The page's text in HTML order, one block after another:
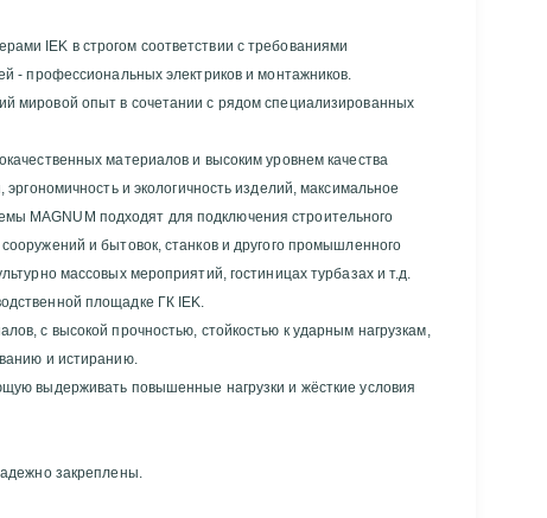
IEK в строгом соответствии с требованиями
- профессиональных электриков и монтажников.
мировой опыт в сочетании с рядом специализированных
материалов и высоким уровнем качества
и экологичность изделий, максимальное
MAGNUM подходят для подключения строительного
и бытовок, станков и другого промышленного
массовых мероприятий, гостиницах турбазах и т.д.
площадке ГК IEK.
с высокой прочностью, стойкостью к ударным нагрузкам,
и истиранию.
выдерживать повышенные нагрузки и жёсткие условия
закреплены.